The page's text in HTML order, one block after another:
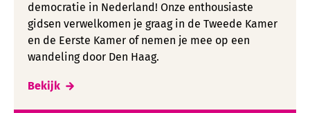
democratie in Nederland! Onze enthousiaste
gidsen verwelkomen je graag in de Tweede Kamer
en de Eerste Kamer of nemen je mee op een
wandeling door Den Haag.
Bekijk